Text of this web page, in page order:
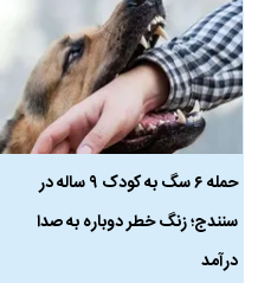
حمله ۶ سگ به کودک ۹ ساله در
سنندج؛ زنگ خطر دوباره به صدا
درآمد